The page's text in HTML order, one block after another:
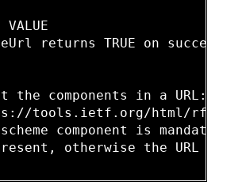
tools.ietf.org/html/rfc3986